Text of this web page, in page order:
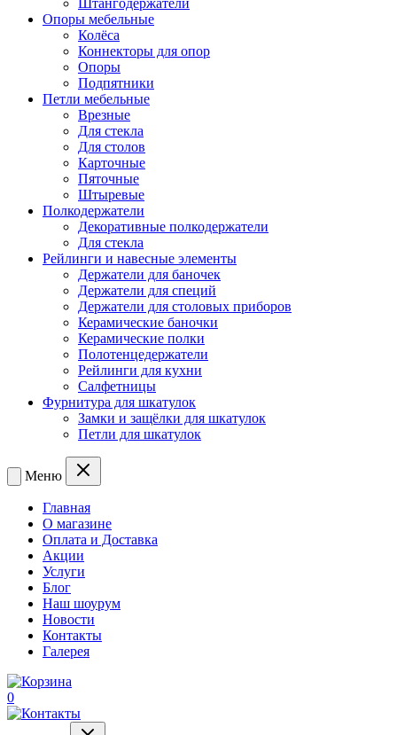
Опоры мебельные
Колёса
Коннекторы для опор
Опоры
Подпятники
Петли мебельные
Врезные
Для стекла
Для столов
Карточные
Пяточные
Штыревые
Полкодержатели
Декоративные полкодержатели
Для стекла
Рейлинги и навесные элементы
Держатели для баночек
Держатели для специй
Держатели для столовых приборов
Керамические баночки
Керамические полки
Полотенцедержатели
Рейлинги для кухни
Салфетницы
Фурнитура для шкатулок
Замки и защёлки для шкатулок
Петли для шкатулок
Меню
Главная
О магазине
Оплата и Доставка
Акции
Услуги
Блог
Наш шоурум
Новости
Контакты
Галерея
0